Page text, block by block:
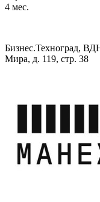
4 мес.
Бизнес.Техноград,
Мира, д. 119, стр. 38